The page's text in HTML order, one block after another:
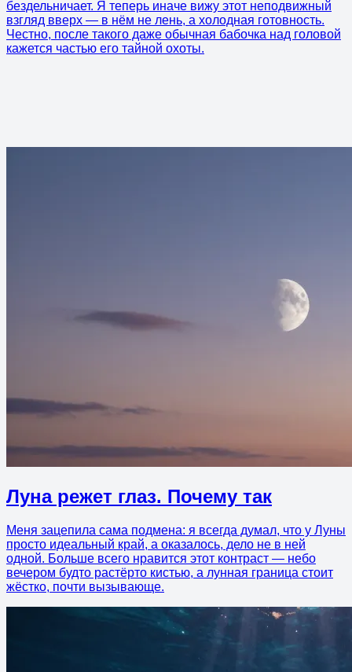
бездельничает. Я теперь иначе вижу этот неподвижный
взгляд вверх — в нём не лень, а холодная готовность.
Честно, после такого даже обычная бабочка над головой
кажется частью его тайной охоты.
Луна режет глаз. Почему так
Меня зацепила сама подмена: я всегда думал, что у Луны
просто идеальный край, а оказалось, дело не в ней
одной. Больше всего нравится этот контраст — небо
вечером будто растёрто кистью, а лунная граница стоит
жёстко, почти вызывающе.